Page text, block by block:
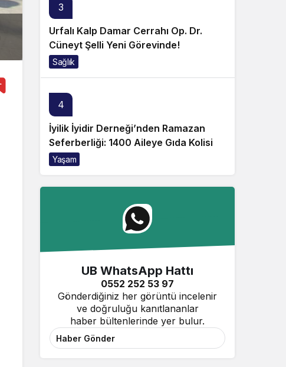
3
Urfalı Kalp Damar Cerrahı Op. Dr.
Cüneyt Şelli Yeni Görevinde!
Sağlık
4
İyilik İyidir Derneği’nden Ramazan
Seferberliği: 1400 Aileye Gıda Kolisi
Yaşam
UB WhatsApp Hattı
0552 252 53 97
Gönderdiğiniz her görüntü incelenir
ve doğruluğu kanıtlananlar
haber bültenlerinde yer bulur.
Haber Gönder